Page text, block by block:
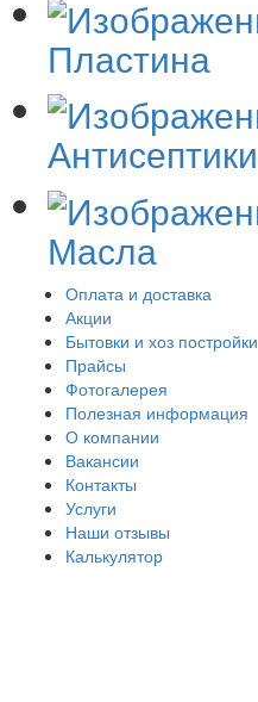
Пластина
Антисептики
Масла
Оплата и доставка
Акции
Бытовки и хоз постройки
Прайсы
Фотогалерея
Полезная информация
О компании
Вакансии
Контакты
Услуги
Наши отзывы
Калькулятор